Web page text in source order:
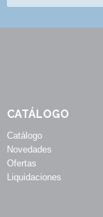
CATÁLOGO
Catálogo
Novedades
Ofertas
Liquidaciones